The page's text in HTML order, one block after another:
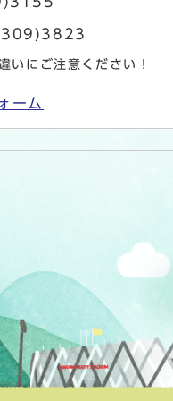
いにご注意ください！
ーム